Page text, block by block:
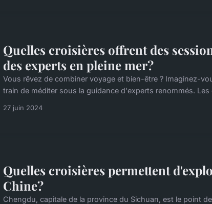
Quelles croisières offrent des
des experts en pleine mer?
Vous rêvez de combiner voyage et bien-être ? Imaginez-
train de méditer sous la guidance d'experts renommés.
27 juin 2024
Quelles croisières permettent
Chine?
Chengdu, capitale de la province du Sichuan, est le point